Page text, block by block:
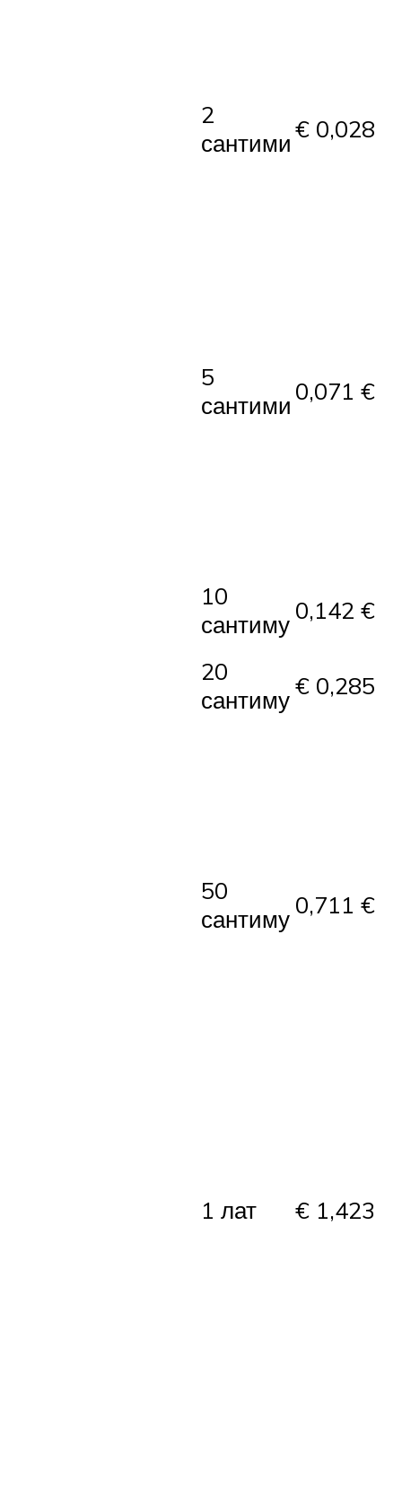
2
сантими€ 0,028
5
сантими 0,071 €
10
сантиму 0,142 €
20
сантиму€ 0,285
50
сантиму 0,711 €
1 лат € 1,423